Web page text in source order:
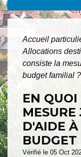
Accueil
Allocations
consiste la
budget familial ?
EN QUOI
D'AIDE
Vérifié le 05 Oct